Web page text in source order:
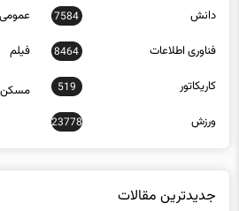
فناوری اطلاعات 8464 فیلم
کاریکاتور 519
ورزش 23778